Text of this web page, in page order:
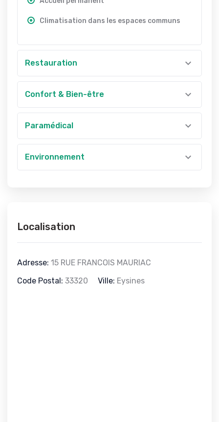
Climatisation dans les espaces communs
Restauration
Confort & Bien-être
Paramédical
Environnement
Localisation
Adresse: 15 RUE FRANCOIS MAURIAC
Code Postal: 33320 Ville: Eysines